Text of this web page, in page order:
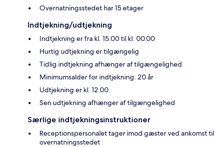
Overnatningsstedet har 15 etager
Indtjekning/udtjekning
Indtjekning er fra kl. 15.00 til kl. 00.00
Hurtig udtjekning er tilgængelig
Tidlig indtjekning afhænger af tilgængelighed
Minimumsalder for indtjekning: 20 år
Udtjekning er kl. 12.00
Sen udtjekning afhænger af tilgængelighed
Særlige indtjekningsinstruktioner
Receptionspersonalet tager imod gæster ved ankomst til
overnatningsstedet